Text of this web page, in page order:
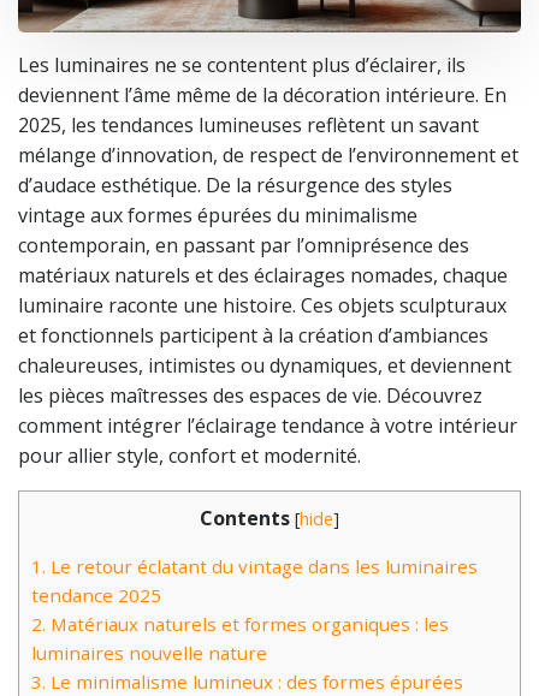
Les luminaires ne se contentent plus d’éclairer, ils
deviennent l’âme même de la décoration intérieure. En
2025, les tendances lumineuses reflètent un savant
mélange d’innovation, de respect de l’environnement et
d’audace esthétique. De la résurgence des styles
vintage aux formes épurées du minimalisme
contemporain, en passant par l’omniprésence des
matériaux naturels et des éclairages nomades, chaque
luminaire raconte une histoire. Ces objets sculpturaux
et fonctionnels participent à la création d’ambiances
chaleureuses, intimistes ou dynamiques, et deviennent
les pièces maîtresses des espaces de vie. Découvrez
comment intégrer l’éclairage tendance à votre intérieur
pour allier style, confort et modernité.
Contents [hide]
1. Le retour éclatant du vintage dans les luminaires
tendance 2025
2. Matériaux naturels et formes organiques : les
luminaires nouvelle nature
3. Le minimalisme lumineux : des formes épurées